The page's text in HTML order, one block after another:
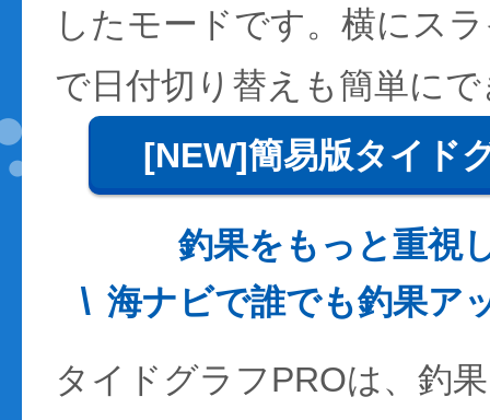
したモードです。横にス
で日付切り替えも簡単に
[NEW]簡易版タイド
釣果をもっと重視
海ナビで誰でも釣果ア
タイドグラフPROは、釣